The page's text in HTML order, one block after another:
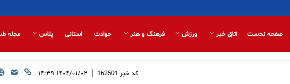
صفحه نخست اتاق خبر ورزش فرهنگ و هنر حوادث استانی پلاس مجله
کد خبر 162501
| ۱۴۰۴/۰۱/۰۲ ۱۴:۳۹